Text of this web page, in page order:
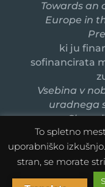
Towards an
Europe in
ki ju
sofinancirata
Vsebina v
uradnega
To spletno
uporabniško
stran, se morate